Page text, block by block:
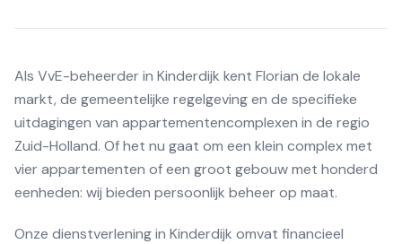
Als VvE-beheerder in Kinderdijk kent Florian de lokale
markt, de gemeentelijke regelgeving en de specifieke
uitdagingen van appartementencomplexen in de regio
Zuid-Holland. Of het nu gaat om een klein complex met
vier appartementen of een groot gebouw met honderd
eenheden: wij bieden persoonlijk beheer op maat.
Onze dienstverlening in Kinderdijk omvat financieel